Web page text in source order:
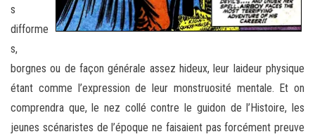
s
difforme
s,
borgnes ou de façon générale assez hideux, leur laideur physique
étant comme l’expression de leur monstruosité mentale. Et on
comprendra que, le nez collé contre le guidon de l’Histoire, les
jeunes scénaristes de l’époque ne faisaient pas forcément preuve